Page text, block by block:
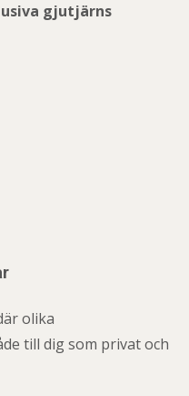
gjutjärns
olika
till dig som privat och